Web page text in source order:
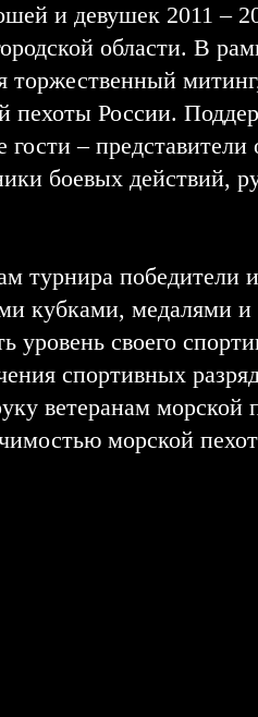
и девушек 2011 –
области. В
торжественный
пехоты России.
гости –
боевых действий,
турнира победители
кубками, медалями
уровень своего
спортивных
ветеранам морской
морской